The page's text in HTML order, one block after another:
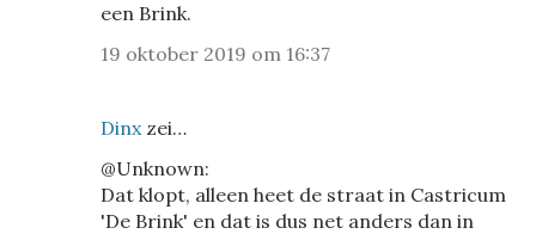
een Brink.
19 oktober 2019 om 16:37
Dinxzei…
@Unknown:
Dat klopt, alleen heet de straat in Castricum
'De Brink' en dat is dus net anders dan in